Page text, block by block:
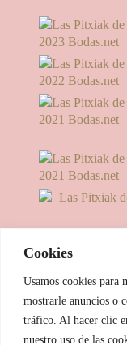
Cookies
Usamos cookies para
mostrarle anuncios o
tráfico. Al hacer clic
nuestro uso de las